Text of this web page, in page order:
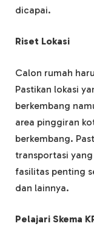
dicapai.
Riset Lokasi
Calon rumah
Pastikan lokasi
berkembang
area pinggiran
berkembang.
transportasi
fasilitas penting
dan lainnya.
Pelajari Skema